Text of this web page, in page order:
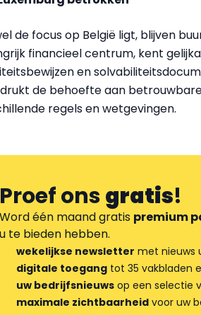
de focus op België ligt, blijven
financieel centrum, kent
en
de behoefte aan
regels en wetgevingen.
Proef onsgratis!
Word één maand gratis premium
u te bieden hebben.
wekelijkse newsletter met nieuws
digitale toegang tot 35 vakbladen
uw bedrijfsnieuws op een selectie
maximale zichtbaarheid voor uw